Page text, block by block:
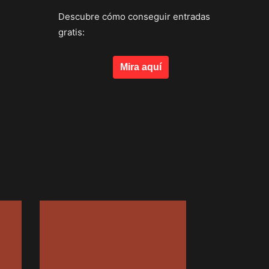
Descubre cómo conseguir entradas
gratis:
Mira aquí